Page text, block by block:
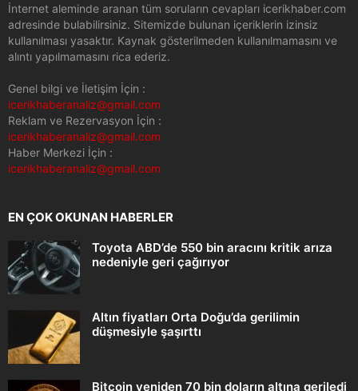
İnternet aleminde aranan tüm soruların cevapları icerikhaber.com
adresinde bulabilirsiniz. Sitemizde bulunan içeriklerin izinsiz
kullanılması yasaktır. Kaynak gösterilmeden kullanılmamasını ve
alıntı yapılmamasını rica ederiz.
Genel bilgi ve İletişim İçin :
icerikhaberanaliz@gmail.com
Reklam ve Rezervasyon İçin :
icerikhaberanaliz@gmail.com
Haber Merkezi İçin :
icerikhaberanaliz@gmail.com
EN ÇOK OKUNAN HABERLER
Toyota ABD’de 550 bin aracını kritik arıza
nedeniyle geri çağırıyor
Altın fiyatları Orta Doğu’da gerilimin
düşmesiyle şaşırttı
Bitcoin yeniden 70 bin doların altına geriledi